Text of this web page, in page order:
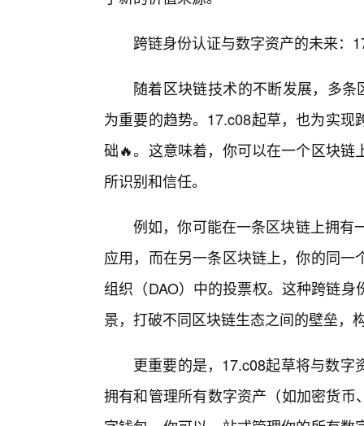
跨链身份认证与数字资产的未来：
随着区块链技术的不断发展，多条
为重要的趋势。17.c08起草，也为实
础🔥。这意味着，你可以在一个区块
所识别和信任。
例如，你可能在一条区块链上拥有
应用，而在另一条区块链上，你的同
组织（DAO）中的投票权。这种跨链
景，打破不同区块链生态之间的壁垒，
更重要的是，17.c08起草将与数
拥有和管理所有数字资产（如加密货